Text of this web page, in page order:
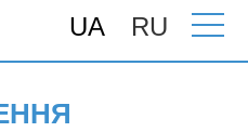
UA RU
Програми для бізнесу>